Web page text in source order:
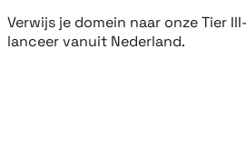
Verwijs je domein naar onze Tier
lanceer vanuit Nederland.